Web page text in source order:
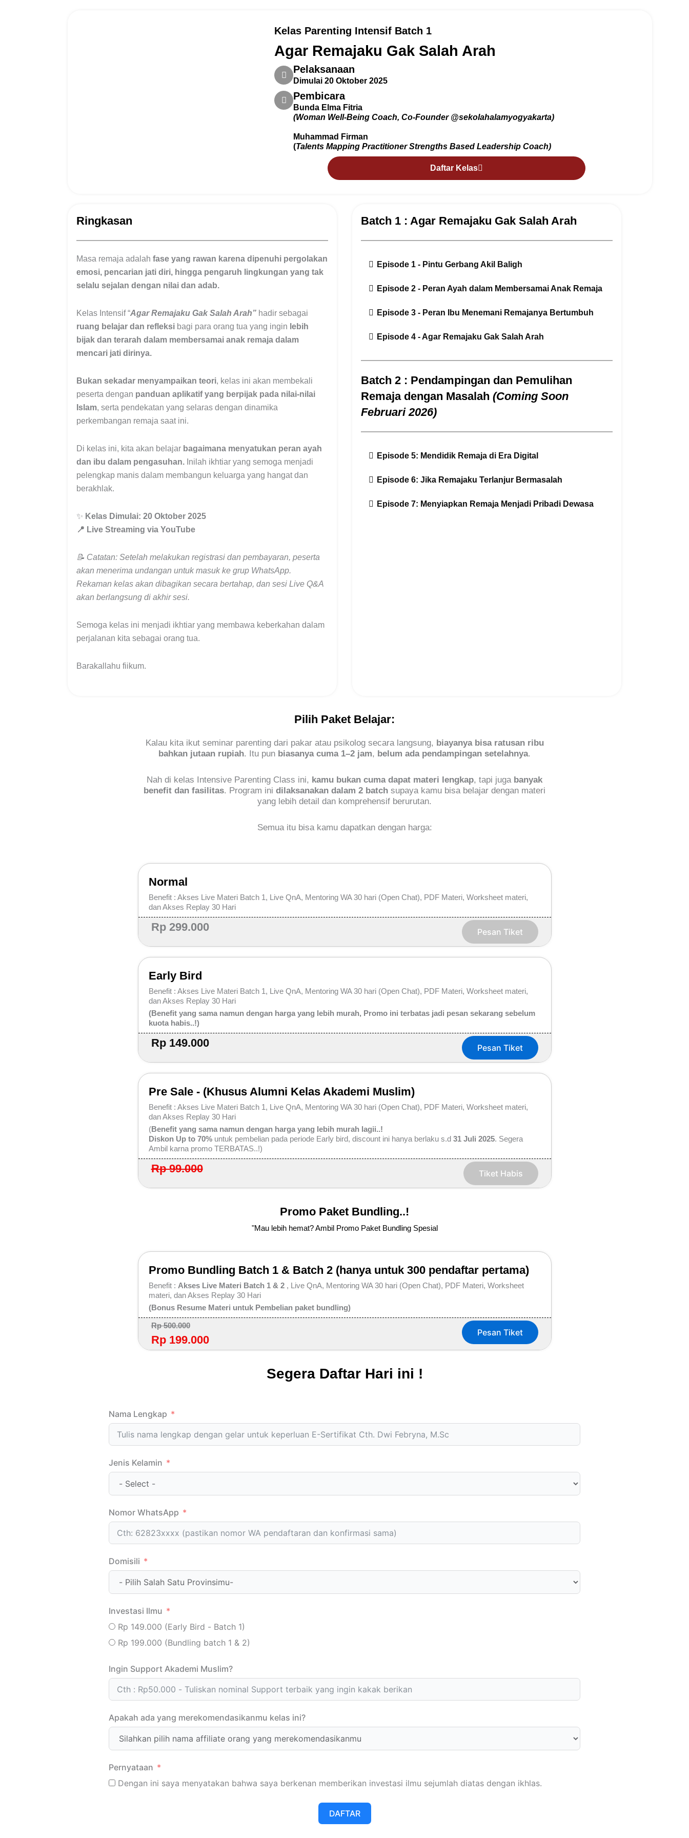
Kelas Parenting Intensif Batch 1
Agar Remajaku Gak Salah Arah
Pelaksanaan
Dimulai 20 Oktober 2025
Pembicara
Bunda Elma Fitria
(Woman Well-Being Coach, Co-Founder @sekolahalamyogyakarta)
Muhammad Firman
(Talents Mapping Practitioner Strengths Based Leadership Coach)
Daftar Kelas
Ringkasan
Masa remaja adalah fase yang rawan karena dipenuhi pergolakan
emosi, pencarian jati diri, hingga pengaruh lingkungan yang tak
selalu sejalan dengan nilai dan adab.
Kelas Intensif “Agar Remajaku Gak Salah Arah” hadir sebagai
ruang belajar dan refleksi bagi para orang tua yang ingin lebih
bijak dan terarah dalam membersamai anak remaja dalam
mencari jati dirinya.
Bukan sekadar menyampaikan teori, kelas ini akan membekali
peserta dengan panduan aplikatif yang berpijak pada nilai-nilai
Islam, serta pendekatan yang selaras dengan dinamika
perkembangan remaja saat ini.
Di kelas ini, kita akan belajar bagaimana menyatukan peran ayah
dan ibu dalam pengasuhan. Inilah ikhtiar yang semoga menjadi
pelengkap manis dalam membangun keluarga yang hangat dan
berakhlak.
✨ Kelas Dimulai: 20 Oktober 2025
📍 Live Streaming via YouTube
📝 Catatan: Setelah melakukan registrasi dan pembayaran, peserta
akan menerima undangan untuk masuk ke grup WhatsApp.
Rekaman kelas akan dibagikan secara bertahap, dan sesi Live Q&A
akan berlangsung di akhir sesi.
Semoga kelas ini menjadi ikhtiar yang membawa keberkahan dalam
perjalanan kita sebagai orang tua.
Barakallahu fiikum.
Batch 1 : Agar Remajaku Gak Salah Arah
Episode 1 - Pintu Gerbang Akil Baligh
Episode 2 - Peran Ayah dalam Membersamai Anak Remaja
Episode 3 - Peran Ibu Menemani Remajanya Bertumbuh
Episode 4 - Agar Remajaku Gak Salah Arah
Batch 2 : Pendampingan dan Pemulihan
Remaja dengan Masalah (Coming Soon
Februari 2026)
Episode 5: Mendidik Remaja di Era Digital
Episode 6: Jika Remajaku Terlanjur Bermasalah
Episode 7: Menyiapkan Remaja Menjadi Pribadi Dewasa
Pilih Paket Belajar:
Kalau kita ikut seminar parenting dari pakar atau psikolog secara langsung, biayanya bisa ratusan ribu
bahkan jutaan rupiah. Itu pun biasanya cuma 1–2 jam, belum ada pendampingan setelahnya.
Nah di kelas Intensive Parenting Class ini, kamu bukan cuma dapat materi lengkap, tapi juga banyak
benefit dan fasilitas. Program ini dilaksanakan dalam 2 batch supaya kamu bisa belajar dengan materi
yang lebih detail dan komprehensif berurutan.
Semua itu bisa kamu dapatkan dengan harga:
Normal
Benefit : Akses Live Materi Batch 1, Live QnA, Mentoring WA 30 hari (Open Chat), PDF Materi, Worksheet materi,
dan Akses Replay 30 Hari
Rp 299.000 Pesan Tiket
Early Bird
Benefit : Akses Live Materi Batch 1, Live QnA, Mentoring WA 30 hari (Open Chat), PDF Materi, Worksheet materi,
dan Akses Replay 30 Hari
(Benefit yang sama namun dengan harga yang lebih murah, Promo ini terbatas jadi pesan sekarang sebelum
kuota habis..!)
Rp 149.000 Pesan Tiket
Pre Sale - (Khusus Alumni Kelas Akademi Muslim)
Benefit : Akses Live Materi Batch 1, Live QnA, Mentoring WA 30 hari (Open Chat), PDF Materi, Worksheet materi,
dan Akses Replay 30 Hari
(Benefit yang sama namun dengan harga yang lebih murah lagii..!
Diskon Up to 70%untuk pembelian pada periode Early bird, discount ini hanya berlaku s.d 31 Juli 2025. Segera
Ambil karna promo TERBATAS..!)
Rp 99.000 Tiket Habis
Promo Paket Bundling..!
"Mau lebih hemat? Ambil Promo Paket Bundling Spesial
Promo Bundling Batch 1 & Batch 2 (hanya untuk 300 pendaftar pertama)
Benefit : Akses Live Materi Batch 1 & 2, Live QnA, Mentoring WA 30 hari (Open Chat), PDF Materi, Worksheet
materi, dan Akses Replay 30 Hari
(Bonus Resume Materi untuk Pembelian paket bundling)
Rp 500.000
Rp 199.000
Pesan Tiket
Segera Daftar Hari ini !
Nama Lengkap
Jenis Kelamin
Nomor WhatsApp
Domisili
Investasi Ilmu
Rp 149.000 (Early Bird - Batch 1)
Rp 199.000 (Bundling batch 1 & 2)
Ingin Support Akademi Muslim?
Apakah ada yang merekomendasikanmu kelas ini?
Pernyataan
Dengan ini saya menyatakan bahwa saya berkenan memberikan investasi ilmu sejumlah diatas dengan ikhlas.
DAFTAR